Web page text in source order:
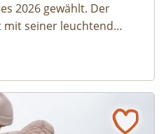
2026 gewählt. Der
mit seiner leuchtend
unter